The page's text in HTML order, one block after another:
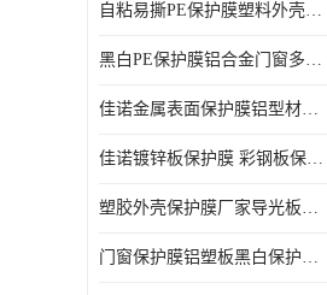
自粘易撕PE保护膜塑料外壳导光板亚克力板膜操作方便
黑白PE保护膜铝合金门窗多种颜色支持定制生产
佳诺金属表面保护膜铝型材保护膜不留残胶铝合金窗框保护胶带
佳诺镀锌板保护膜 彩钢板保护pe保护膜
塑胶外壳保护膜厂家导光板保护膜 铝单板保护膜胶带易撕不留胶
门窗保护膜铝塑板黑白保护膜外墙保温板保护膜